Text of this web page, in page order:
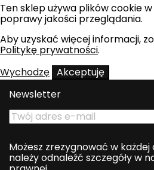
Ten sklep używa plików cookie
poprawy jakości przeglądania.
Aby uzyskać więcej informacji,
Politykę prywatności.
Wychodzę Akceptuję
Newsletter
Możesz zrezygnować w
należy odnaleźć szczegóły w